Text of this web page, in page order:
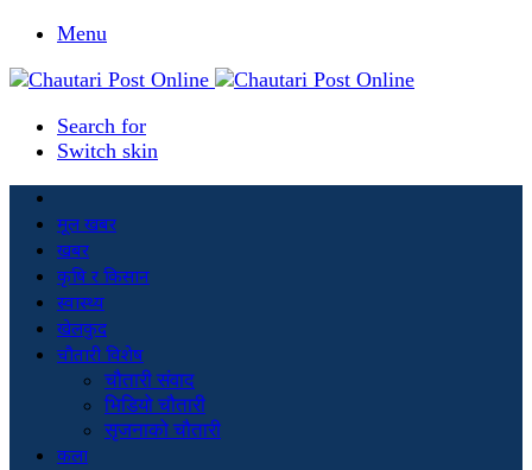
Menu
Search for
Switch skin
मूल खबर
खबर
कृषि र किसान
स्वास्थ्य
खेलकुद
चौतारी विशेष
चौतारी संवाद
भिडियो चौतारी
सृजनाको चौतारी
कला